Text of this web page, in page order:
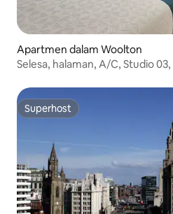
Apartmen dalam Woolton
Selesa, halaman, A/C, Studio
Superhost
Superhost